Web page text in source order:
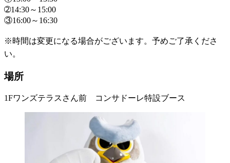
➁14:30～15:00
③16:00～16:30
※時間は変更になる場合がございます。予めご了承くださ
い。
場所
1Fワンズテラスさん前 コンサドーレ特設ブース